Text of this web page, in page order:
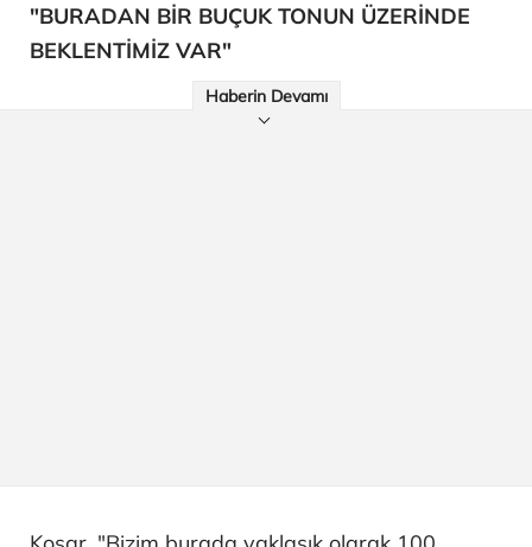
"BURADAN BİR BUÇUK TONUN ÜZERİNDE
BEKLENTİMİZ VAR"
Haberin Devamı